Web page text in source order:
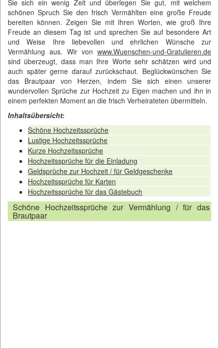
Sie sich ein wenig Zeit und überlegen Sie gut, mit welchem
schönen Spruch Sie den frisch Vermählten eine große Freude
bereiten können. Zeigen Sie mit Ihren Worten, wie groß Ihre
Freude an diesem Tag ist und sprechen Sie auf besondere Art
und Weise Ihre liebevollen und ehrlichen Wünsche zur
Vermählung aus. Wir von www.Wuenschen-und-Gratulieren.de
sind überzeugt, dass man Ihre Worte sehr schätzen wird und
auch später gerne darauf zurückschaut. Beglückwünschen Sie
das Brautpaar von Herzen, indem Sie sich einen unserer
wundervollen Sprüche zur Hochzeit zu Eigen machen und ihn in
einem perfekten Moment an die frisch Verheirateten übermitteln.
Inhaltsübersicht:
Schöne Hochzeitssprüche
Lustige Hochzeitssprüche
Kurze Hochzeitssprüche
Hochzeitssprüche für die Einladung
Geldsprüche zur Hochzeit / für Geldgeschenke
Hochzeitssprüche für Karten
Hochzeitssprüche für das Gästebuch
Schöne Hochzeitssprüche zur Vermählung / für das
Brautpaar